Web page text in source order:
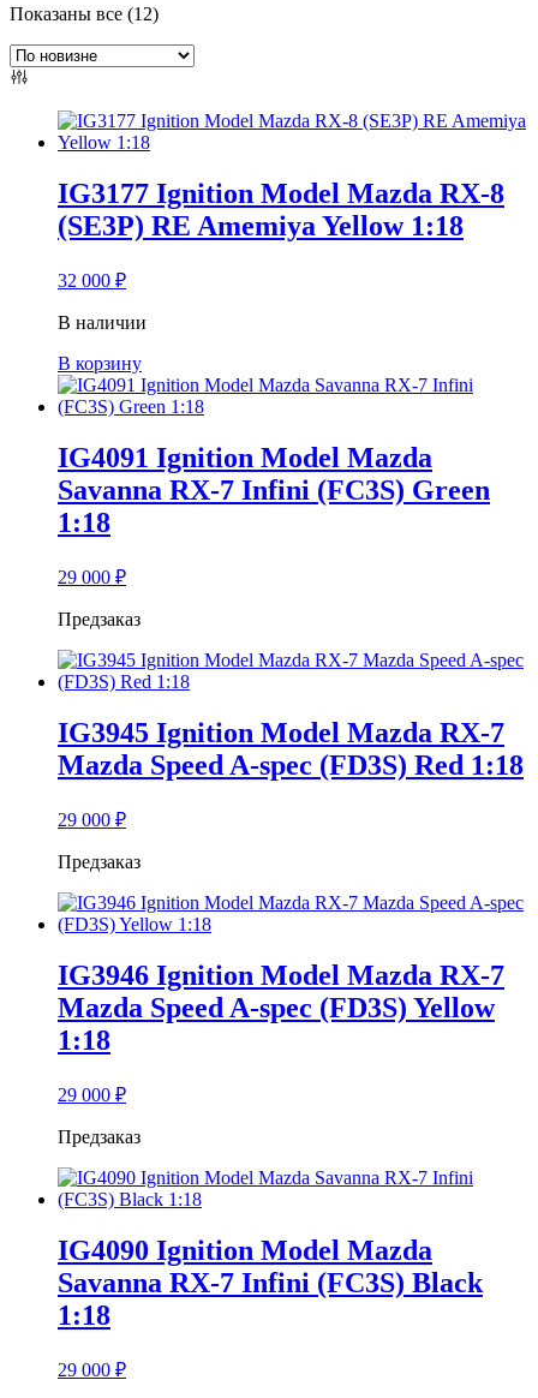
Показаны все (12)Сортировка:
недавние
IG3177 Ignition Model Mazda RX-8
(SE3P) RE Amemiya Yellow 1:18
32 000 ₽
В наличии
В корзину
IG4091 Ignition Model Mazda
Savanna RX-7 Infini (FC3S) Green
1:18
29 000 ₽
Предзаказ
IG3945 Ignition Model Mazda RX-7
Mazda Speed A-spec (FD3S) Red 1:18
29 000 ₽
Предзаказ
IG3946 Ignition Model Mazda RX-7
Mazda Speed A-spec (FD3S) Yellow
1:18
29 000 ₽
Предзаказ
IG4090 Ignition Model Mazda
Savanna RX-7 Infini (FC3S) Black
1:18
29 000 ₽